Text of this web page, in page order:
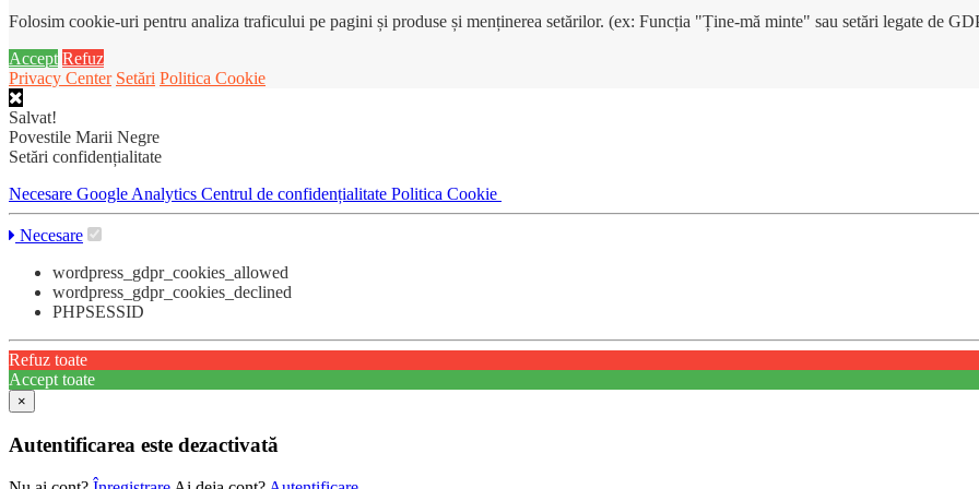
Folosim cookie-uri pentru analiza traficului pe pagini și produse și menținerea setărilor. (ex: Funcția "Ține-mă minte" sau setări legate de
Accept Refuz
Privacy Center Setări Politica Cookie
Salvat!
Povestile Marii Negre
Setări confidențialitate
Necesare Google Analytics Centrul de confidențialitate Politica Cookie
Necesare
wordpress_gdpr_cookies_allowed
wordpress_gdpr_cookies_declined
PHPSESSID
Refuz toate
Accept toate
×
Autentificarea este dezactivată